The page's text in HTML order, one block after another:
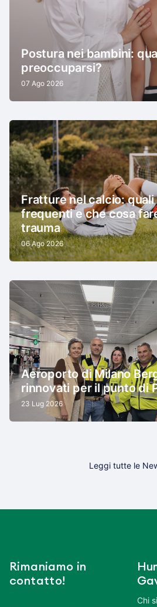
Postura nei bambini:
preoccuparsi?
07 Ago 2026
Fratture nel calcio: quali
frequenti e che cosa
trauma
06 Ago 2026
Aeroporto di Milano
rinnovati per il punto di
23 Lug 2026
Leggi tutte le
Rimaniamo in
contatto!
Chi